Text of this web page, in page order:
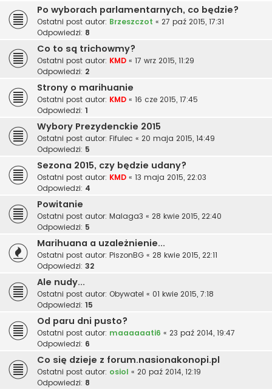
Po wyborach parlamentarnych, co będzie?
Ostatni post autor: Brzeszczot « 27 paź 2015, 17:31
Odpowiedzi: 8
Co to są trichowmy?
Ostatni post autor: KMD « 17 wrz 2015, 11:29
Odpowiedzi: 2
Strony o marihuanie
Ostatni post autor: KMD « 16 cze 2015, 17:45
Odpowiedzi: 1
Wybory Prezydenckie 2015
Ostatni post autor: Fifulec « 20 maja 2015, 14:49
Odpowiedzi: 5
Sezona 2015, czy będzie udany?
Ostatni post autor: KMD « 13 maja 2015, 22:03
Odpowiedzi: 4
Powitanie
Ostatni post autor: Malaga3 « 28 kwie 2015, 22:40
Odpowiedzi: 5
Marihuana a uzależnienie...
Ostatni post autor: PiszonBG « 28 kwie 2015, 22:11
Odpowiedzi: 32
Ale nudy...
Ostatni post autor: Obywatel « 01 kwie 2015, 7:18
Odpowiedzi: 15
Od paru dni pusto?
Ostatni post autor: maaaaaati6 « 23 paź 2014, 19:47
Odpowiedzi: 6
Co się dzieje z forum.nasionakonopi.pl
Ostatni post autor: osiol « 20 paź 2014, 12:19
Odpowiedzi: 8